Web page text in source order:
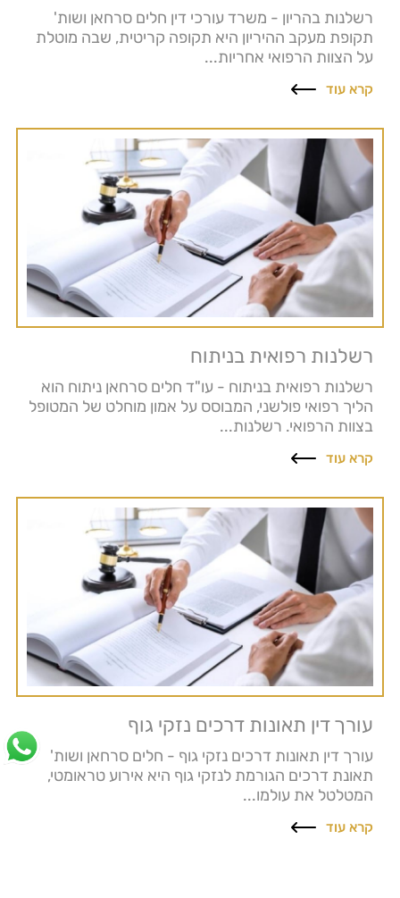
רשלנות בהריון - משרד עורכי דין חלים סרחאן ושות'
תקופת מעקב ההיריון היא תקופה קריטית, שבה מוטלת
על הצוות הרפואי אחריות...
קרא עוד
רשלנות רפואית בניתוח
רשלנות רפואית בניתוח - עו"ד חלים סרחאן ניתוח הוא
הליך רפואי פולשני, המבוסס על אמון מוחלט של המטופל
בצוות הרפואי. רשלנות...
קרא עוד
עורך דין תאונות דרכים נזקי גוף
עורך דין תאונות דרכים נזקי גוף - חלים סרחאן ושות'
תאונת דרכים הגורמת לנזקי גוף היא אירוע טראומטי,
המטלטל את עולמו...
קרא עוד